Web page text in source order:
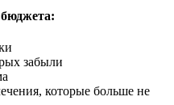
забыли
которые больше не